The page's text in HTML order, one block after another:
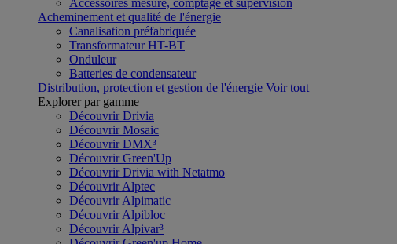
Accessoires mesure, comptage et supervision
Acheminement et qualité de l'énergie
Canalisation préfabriquée
Transformateur HT-BT
Onduleur
Batteries de condensateur
Distribution, protection et gestion de l'énergie Voir tout
Explorer par gamme
Découvrir Drivia
Découvrir Mosaic
Découvrir DMX³
Découvrir Green'Up
Découvrir Drivia with Netatmo
Découvrir Alptec
Découvrir Alpimatic
Découvrir Alpibloc
Découvrir Alpivar³